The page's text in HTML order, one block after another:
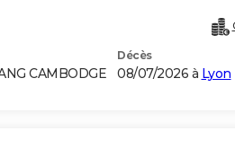
CAMBODGE
Décès
08/07/2026 à Lyon